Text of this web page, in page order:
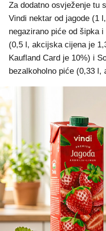
Za dodatno osvježenje tu
Vindi nektar od jagode (1
negazirano piće od šipka
(0,5 l, akcijska cijena je
Kaufland Card je 10%) i
bezalkoholno piće (0,33